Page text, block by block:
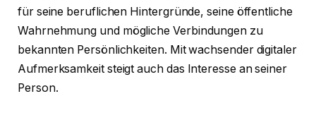
für seine beruflichen Hintergründe, seine öffentliche
Wahrnehmung und mögliche Verbindungen zu
bekannten Persönlichkeiten. Mit wachsender digitaler
Aufmerksamkeit steigt auch das Interesse an seiner
Person.